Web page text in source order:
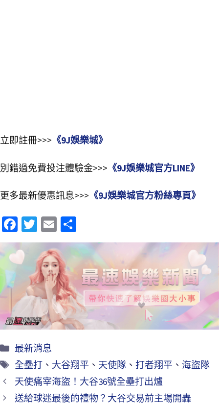
立即註冊>>> 《9J娛樂城》
別錯過免費投注體驗金>>> 《9J娛樂城官方LINE》
更多最新優惠訊息>>> 《9J娛樂城官方粉絲專頁》
Fa
ce
b
o
o
k
T
wi
tt
er
E
m
ai
l
享
最新消息
全壘打 、 大谷翔平 、 天使隊 、打者翔平 、 海盜隊
天使痛宰海盜！大谷36號全壘打出爐
送給球迷最後的禮物？大谷交易前主場開轟